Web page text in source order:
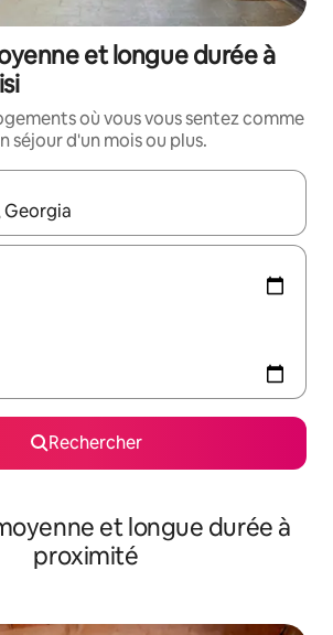
et longue durée à
où vous vous sentez comme
séjour d'un mois ou plus.
s'affichent, utilisez les flèches vers le
Rechercher
et longue durée à
proximité